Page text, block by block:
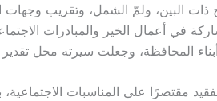
البين، ولمّ الشمل، وتقريب وجهات
في أعمال الخير والمبادرات
المحافظة، وجعلت سيرته محل تقدير
مقتصرًا على المناسبات